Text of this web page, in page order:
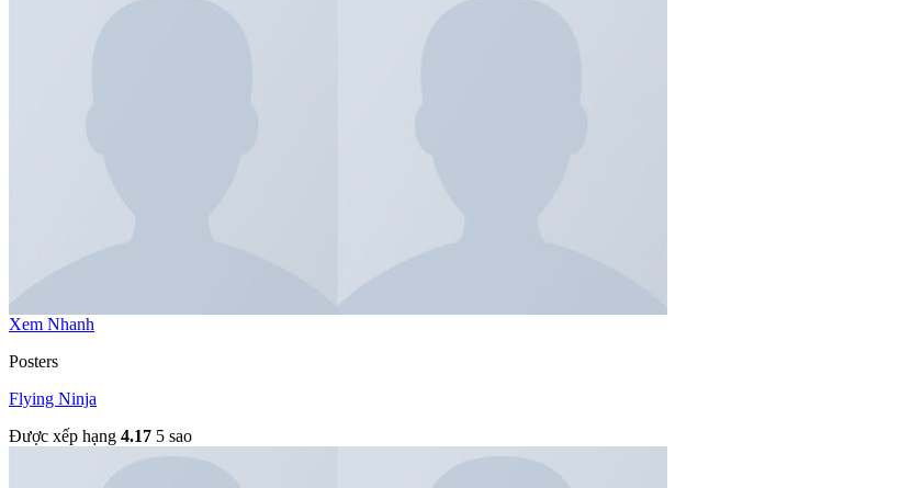
Xem Nhanh
Posters
Flying Ninja
Được xếp hạng 4.17 5 sao